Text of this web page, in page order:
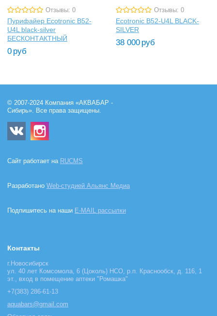
Отзывы: 0
Пурифайер Ecotronic B52-
U4L black-silver
БЕСКОНТАКТНЫЙ
0 руб
Отзывы: 0
Ecotronic B52-U4L BLACK-
SILVER
38 000 руб
© 2007-2024 Компания «АКВАБАР -
Сибирь». Все права защищены.
Сайт работает на RUCMS
Разработано Web-студией Альянс Медиа
Подпишитесь на наши E-MAIL рассылки
Контакты
г.Новосибирск
ул. 40 лет Комсомола, 6 (Цоколь) НСО, р.п. Краснообск, д. 116, 1
эт., вход в помещение аптеки "Ромашка"
+7(383) 286-61-13
aquabars@gmail.com